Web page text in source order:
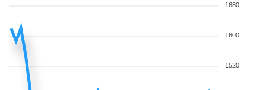
1680
1600
1520